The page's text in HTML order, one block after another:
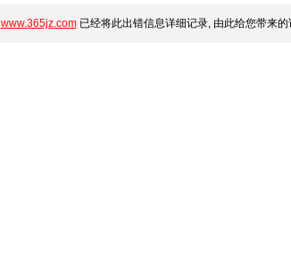
www.365jz.com已经将此出错信息详细记录, 由此给您带来